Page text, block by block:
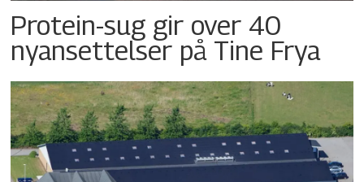
Protein-sug gir over 40
nyansettelser på Tine Frya